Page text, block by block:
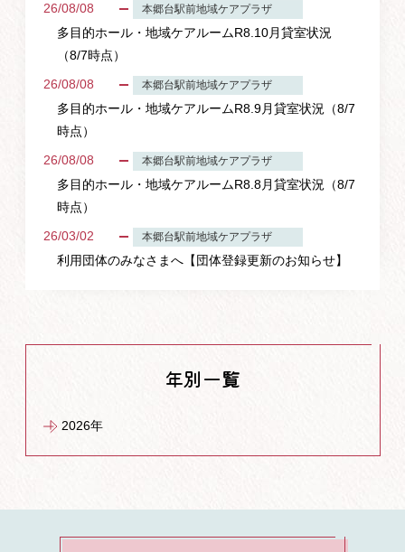
26/08/08
本郷台駅前地域ケアプラザ
多目的ホール・地域ケアルームR8.10月貸室状況
（8/7時点）
26/08/08
本郷台駅前地域ケアプラザ
多目的ホール・地域ケアルームR8.9月貸室状況（8/7
時点）
26/08/08
本郷台駅前地域ケアプラザ
多目的ホール・地域ケアルームR8.8月貸室状況（8/7
時点）
26/03/02
本郷台駅前地域ケアプラザ
利用団体のみなさまへ【団体登録更新のお知らせ】
年別一覧
2026年